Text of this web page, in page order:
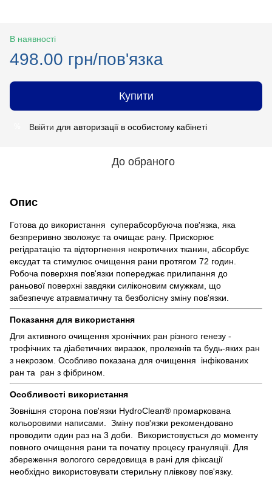
В наявності
498.00 грн/пов'язка
Купити
Ввійти для авторизації в особистому кабінеті
До обраного
Опис
Готова до використання суперабсорбуюча пов'язка, яка
безпреривно зволожує та очищає рану. Прискорює
регідратацію та відторгнення некротичних тканин, абсорбує
ексудат та стимулює очищення рани протягом 72 годин.
Робоча поверхня пов'язки попереджає прилипання до
раньової поверхні завдяки силіконовим смужкам, що
забезпечує атравматичну та безболісну зміну пов'язки.
Показання для використання
Для активного очищення хронічних ран різного генезу -
трофічних та діабетичних виразок, пролежнів та будь-яких ран
з некрозом. Особливо показана для очищення інфікованих
ран та ран з фібрином.
Особливості використання
Зовнішня сторона пов'язки HydroClean® промаркована
кольоровими написами. Зміну пов'язки рекомендовано
проводити один раз на 3 доби. Використовується до моменту
повного очищення рани та початку процесу грануляції. Для
збереження вологого середовища в рані для фіксації
необхідно використовувати стерильну плівкову пов'язку.